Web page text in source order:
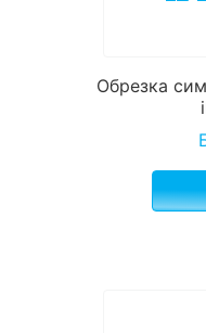
Обрезка